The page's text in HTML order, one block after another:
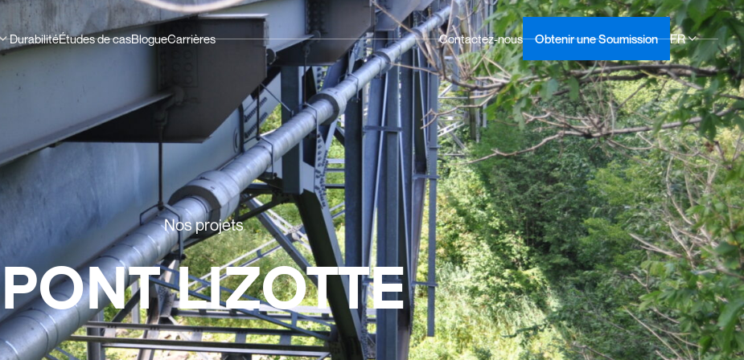
DurabilitéÉtudes de casBlogueCarrières Contactez-nous Obtenir une Soumission FR
Nos projets
PONT LIZOTTE